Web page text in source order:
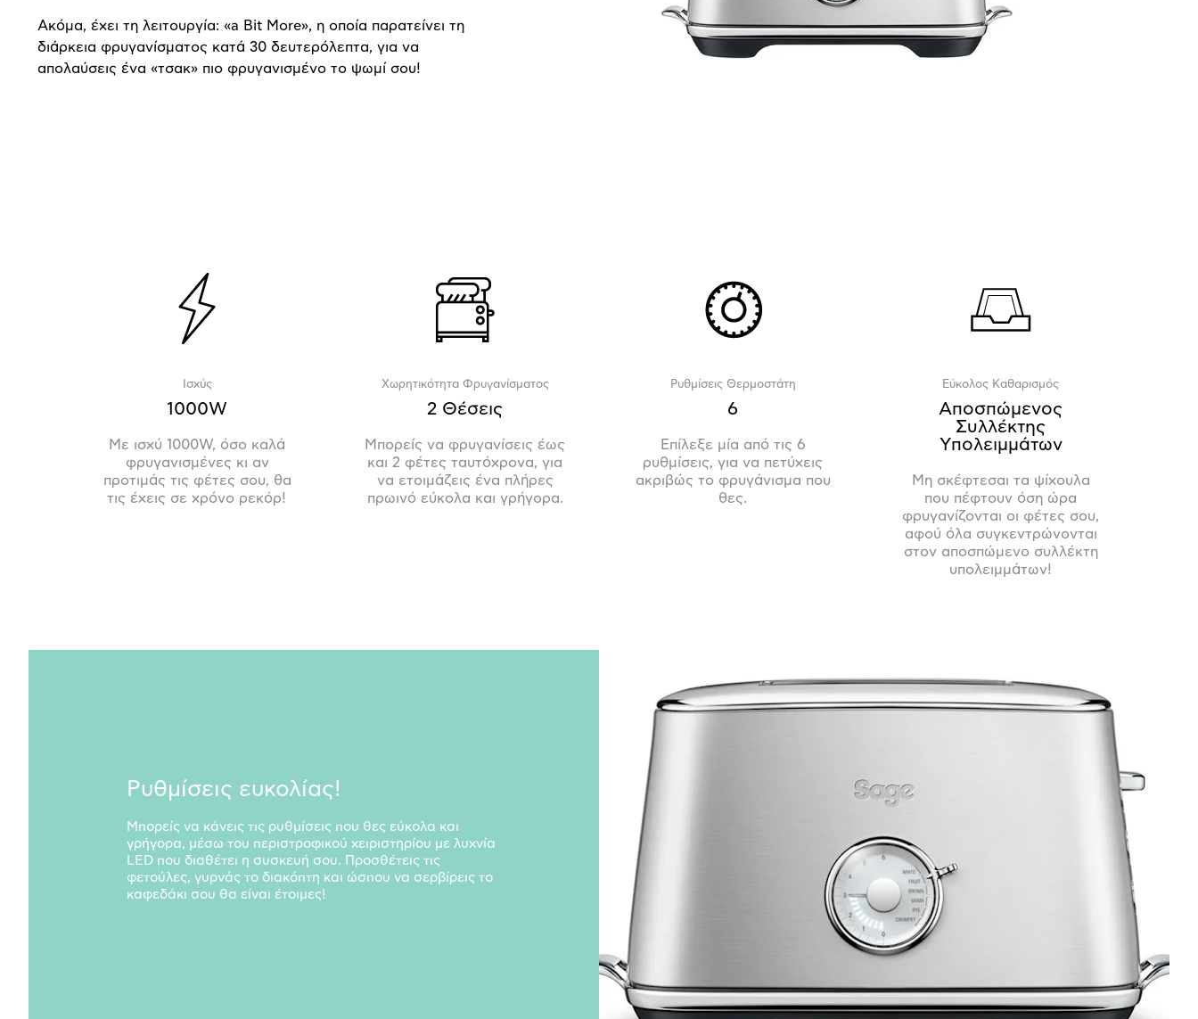
Ακόμα, έχει τη λειτουργία: «a Bit More», η οποία παρατείνει τη
διάρκεια φρυγανίσματος κατά 30 δευτερόλεπτα, για να
απολαύσεις ένα «τσακ» πιο φρυγανισμένο το ψωμί σου!
Ισχύς
1000W
Με ισχύ 1000W, όσο καλά
φρυγανισμένες κι αν
προτιμάς τις φέτες σου, θα
τις έχεις σε χρόνο ρεκόρ!
Χωρητικότητα Φρυγανίσματος
2 Θέσεις
Μπορείς να φρυγανίσεις έως
και 2 φέτες ταυτόχρονα, για
να ετοιμάζεις ένα πλήρες
πρωινό εύκολα και γρήγορα.
Ρυθμίσεις Θερμοστάτη
6
Επίλεξε μία από τις 6
ρυθμίσεις, για να πετύχεις
ακριβώς το φρυγάνισμα που
θες.
Εύκολος Καθαρισμός
Αποσπώμενος
Συλλέκτης
Υπολειμμάτων
Μη σκέφτεσαι τα ψίχουλα
που πέφτουν όση ώρα
φρυγανίζονται οι φέτες σου,
αφού όλα συγκεντρώνονται
στον αποσπώμενο συλλέκτη
υπολειμμάτων!
Ρυθμίσεις ευκολίας!
Μπορείς να κάνεις τις ρυθμίσεις που θες εύκολα και
γρήγορα, μέσω του περιστροφικού χειριστηρίου με λυχνία
LED που διαθέτει η συσκευή σου. Προσθέτεις τις
φετούλες, γυρνάς το διακόπτη και ώσπου να σερβίρεις το
καφεδάκι σου θα είναι έτοιμες!